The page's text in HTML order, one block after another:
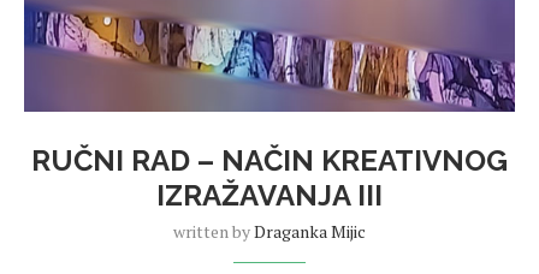
RUČNI RAD – NAČIN KREATIVNOG
IZRAŽAVANJA III
written byDraganka Mijic